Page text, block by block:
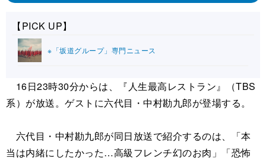
【PICK UP】
※「坂道グループ」専門ニュース
16日23時30分からは、『人生最高レストラン』（TBS
系）が放送。ゲストに六代目・中村勘九郎が登場する。
六代目・中村勘九郎が同日放送で紹介するのは、「本
当は内緒にしたかった…高級フレンチ幻のお肉」「恐怖